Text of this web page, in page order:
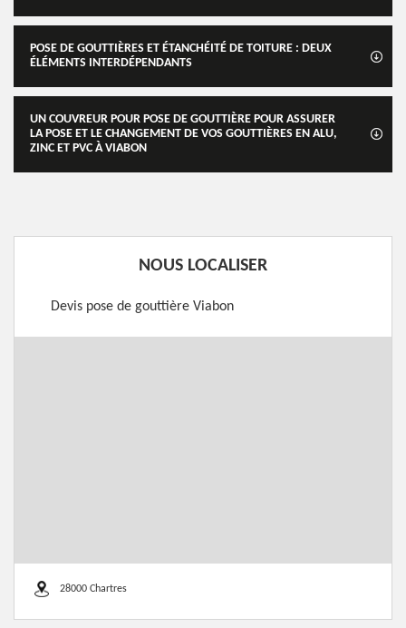
POSE DE GOUTTIÈRES ET ÉTANCHÉITÉ DE TOITURE : DEUX
ÉLÉMENTS INTERDÉPENDANTS
UN COUVREUR POUR POSE DE GOUTTIÈRE POUR ASSURER
LA POSE ET LE CHANGEMENT DE VOS GOUTTIÈRES EN ALU,
ZINC ET PVC À VIABON
NOUS LOCALISER
Devis pose de gouttière Viabon
28000 Chartres